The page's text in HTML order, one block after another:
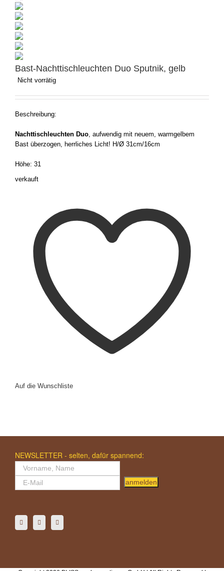
Bast-Nachttischleuchten Duo Sputnik, gelb
Nicht vorrätig
Beschreibung:
Nachttischleuchten Duo , aufwendig mit neuem, warmgelbem
Bast überzogen, herrliches Licht! H/Ø 31cm/16cm
Höhe: 31
verkauft
Auf die Wunschliste
NEWSLETTER - selten, dafür spannend:
anmelden